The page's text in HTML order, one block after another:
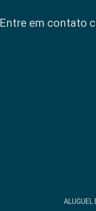
Entre em contato
ALUGUEL